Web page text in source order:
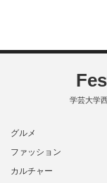
学芸大学
グルメ
ファッション
カルチャー